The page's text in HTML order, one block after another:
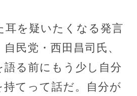
耳を疑いたくなる発言
民党・西田昌司氏、
語る前にもう少し自分
てって話だ。自分が